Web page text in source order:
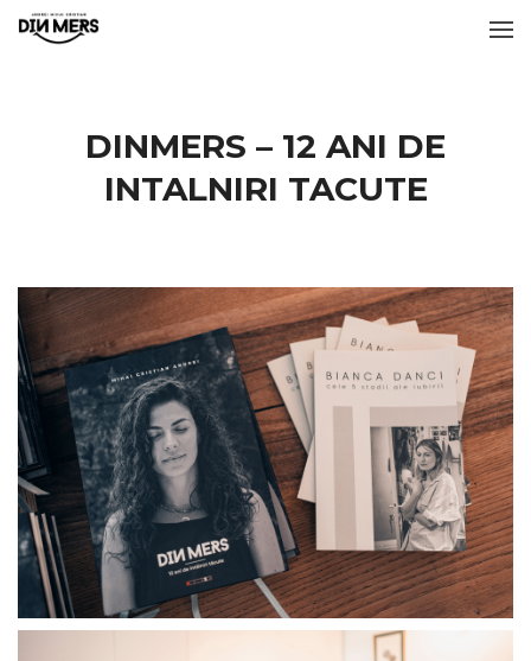
DINMERS – 12 ANI DE
INTALNIRI TACUTE